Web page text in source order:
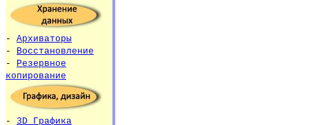
- Архиваторы
- Восстановление
- Резервное
копирование
- 3D Графика